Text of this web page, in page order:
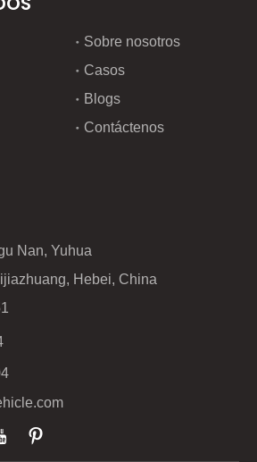
Sobre nosotros
Casos
Blogs
Contáctenos
Nan, Yuhua
Hebei, China